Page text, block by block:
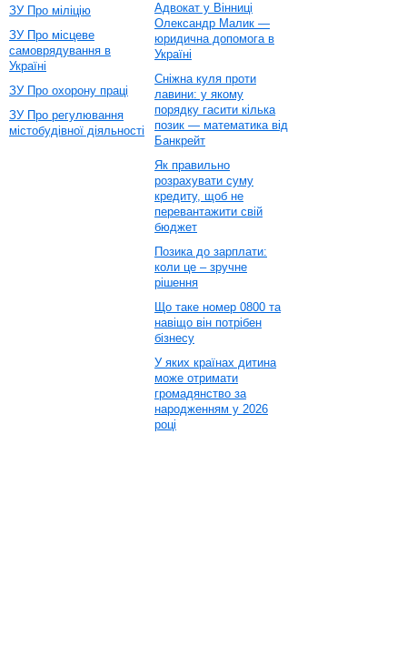
ЗУ Про міліцію
ЗУ Про місцеве
самоврядування в
Україні
ЗУ Про охорону праці
ЗУ Про регулювання
містобудівної діяльності
Адвокат у Вінниці
Олександр Малик —
юридична допомога в
Україні
Сніжна куля проти
лавини: у якому
порядку гасити кілька
позик — математика від
Банкрейт
Як правильно
розрахувати суму
кредиту, щоб не
перевантажити свій
бюджет
Позика до зарплати:
коли це – зручне
рішення
Що таке номер 0800 та
навіщо він потрібен
бізнесу
У яких країнах дитина
може отримати
громадянство за
народженням у 2026
році